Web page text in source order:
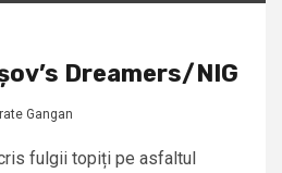
Dreamers/NIG
Gangan
fulgii topiți pe asfaltul